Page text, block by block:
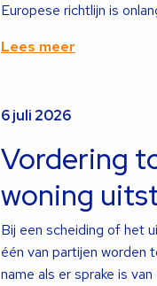
Europese richtlijn is
Lees meer
meer
6 juli 2026
Vordering
woning
Bij een scheiding of het
één van partijen
name als er sprake is